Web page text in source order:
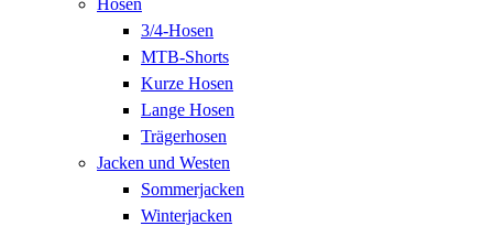
3/4-Hosen
MTB-Shorts
Kurze Hosen
Lange Hosen
Trägerhosen
Jacken und Westen
Sommerjacken
Winterjacken